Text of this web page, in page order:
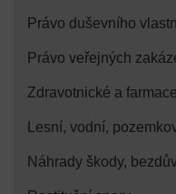
Právo duševního
Právo veřejných
Zdravotnické a
Lesní, vodní,
Náhrady škody,